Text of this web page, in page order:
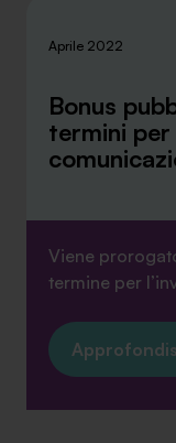
Aprile 2022
Bonus
termini per
Viene
termine per